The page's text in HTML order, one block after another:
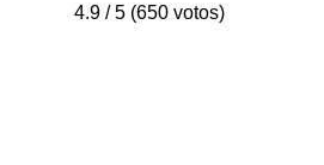
4.9 / 5 (650 votos)